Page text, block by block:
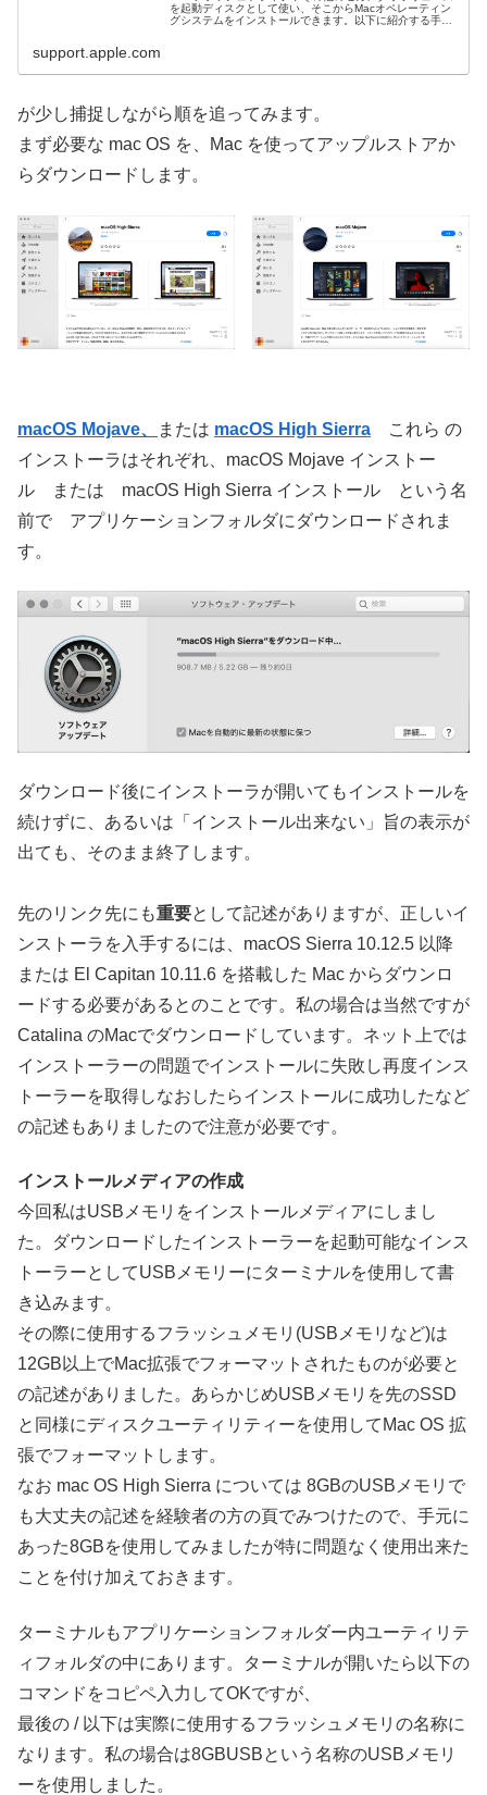
を起動ディスクとして使い、そこからMacオペレーティン
グシステムをインストールできます。以下に紹介する手順
support.apple.com
が少し捕捉しながら順を追ってみます。
まず必要な mac OS を、Mac を使ってアップルストアか
らダウンロードします。
macOS Mojave、 または macOS High Sierra これら の
インストーラはそれぞれ、macOS Mojave インストー
ル または macOS High Sierra インストール という名
前で アプリケーションフォルダにダウンロードされま
す。
ダウンロード後にインストーラが開いてもインストールを
続けずに、あるいは「インストール出来ない」旨の表示が
出ても、そのまま終了します。
先のリンク先にも重要として記述がありますが、正しいイ
ンストーラを入手するには、macOS Sierra 10.12.5 以降
または El Capitan 10.11.6 を搭載した Mac からダウンロ
ードする必要があるとのことです。私の場合は当然ですが
Catalina のMacでダウンロードしています。ネット上では
インストーラーの問題でインストールに失敗し再度インス
トーラーを取得しなおしたらインストールに成功したなど
の記述もありましたので注意が必要です。
インストールメディアの作成
今回私はUSBメモリをインストールメディアにしまし
た。ダウンロードしたインストーラーを起動可能なインス
トーラーとしてUSBメモリーにターミナルを使用して書
き込みます。
その際に使用するフラッシュメモリ(USBメモリなど)は
12GB以上でMac拡張でフォーマットされたものが必要と
の記述がありました。あらかじめUSBメモリを先のSSD
と同様にディスクユーティリティーを使用してMac OS 拡
張でフォーマットします。
なお mac OS High Sierra については 8GBのUSBメモリで
も大丈夫の記述を経験者の方の頁でみつけたので、手元に
あった8GBを使用してみましたが特に問題なく使用出来た
ことを付け加えておきます。
ターミナルもアプリケーションフォルダー内ユーティリテ
ィフォルダの中にあります。ターミナルが開いたら以下の
コマンドをコピペ入力してOKですが、
最後の / 以下は実際に使用するフラッシュメモリの名称に
なります。私の場合は8GBUSBという名称のUSBメモリ
ーを使用しました。